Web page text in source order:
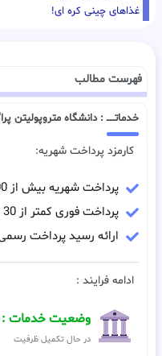
غذاهای چینی کره ای!
فهرست مطالب
خدماتـــــ : دانشگاه متروپولیتن
کارمزد پرداخت شهریه:
پرداخت شهریه بیش از 1400 کشور
پرداخت فوری کمتر از 30 دقیقه
ارائه رسید پرداخت
ادامه فرایند :
وضعیت خدمات :
در حال تکمیل ظرفیت